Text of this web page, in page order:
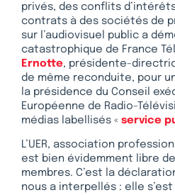
privés, des conflits
contrats à des sociétés de
sur l’audiovisuel public a
catastrophique de France
Ernotte, présidente-
de même reconduite, pour
la présidence du Conseil
Européenne de Radio-
médias labellisés « service
L’UER, association
est bien évidemment libre
membres. C’est la
nous a interpellés : elle